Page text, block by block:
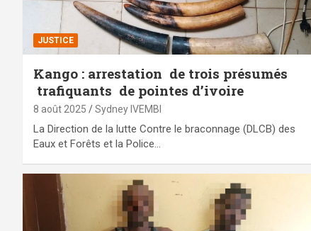
JUSTICE
Kango : arrestation de trois présumés
trafiquants de pointes d’ivoire
8 août 2025 Sydney IVEMBI
La Direction de la lutte Contre le braconnage (DLCB) des
Eaux et Forêts et la Police…